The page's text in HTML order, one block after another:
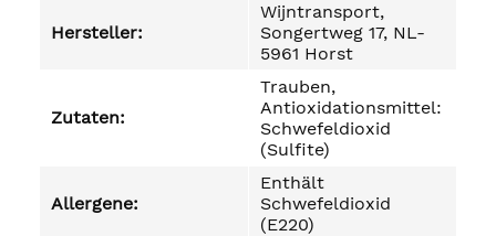
Hersteller:
Wijntransport,
Songertweg 17, NL-
5961 Horst
Zutaten:
Trauben,
Antioxidationsmittel:
Schwefeldioxid
(Sulfite)
Allergene:
Enthält
Schwefeldioxid
(E220)